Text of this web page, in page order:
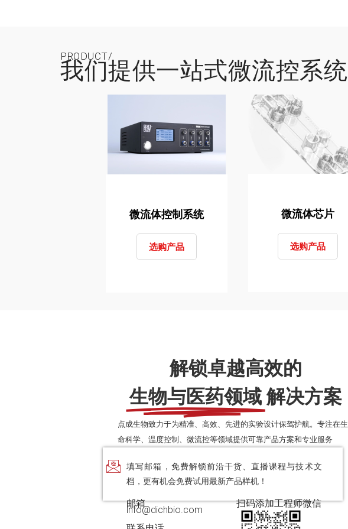
PRODUCT/
我们提供一站式微流控系统
微流体控制系统
选购产品
微流体芯片
选购产品
解锁卓越高效的
生物与医药领域 解决方案
点成生物致力于为精准、高效、先进的实验设计保驾护航。专注在生
命科学、温度控制、微流控等领域提供可靠产品方案和专业服务
填写邮箱，免费解锁前沿干货、直播课程与技术文
档，更有机会免费试用最新产品样机！
扫码添加工程师微信
邮箱
info@dichbio.com